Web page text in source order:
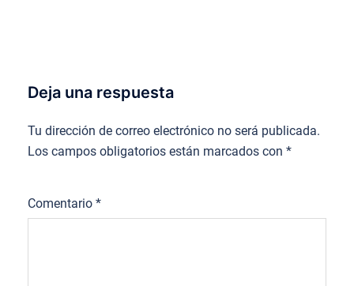
Deja una respuesta
Tu dirección de correo electrónico no será publicada.
Los campos obligatorios están marcados con *
Comentario *